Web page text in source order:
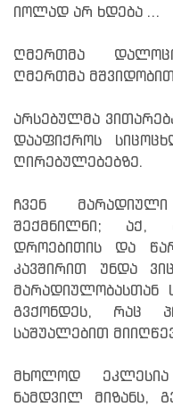
იოლად არ ხდება ...
ღმერთმა
ღმერთმა
არსებულმა
დააფიქროს
ღირებულებებზე.
ჩვენ
შექმნილნი; აქ,
დროებითის და
კავშირით უნდა
მარადიულობასთან
გვქონდეს, რაც
საშუალებით
მხოლოდ ეკლესია
ნამდვილ მიზანს,